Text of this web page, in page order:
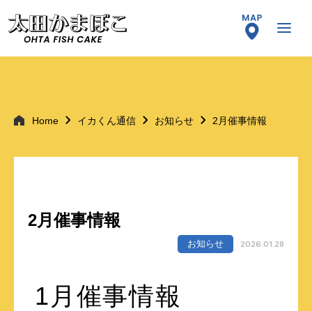
Home イカくん通信 お知らせ 2月催事情報
2月催事情報
お知らせ 2026.01.28
1月催事情報